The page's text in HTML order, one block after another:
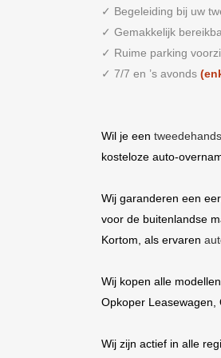
✓ Begeleiding bij uw
✓ Gemakkelijk
✓ Ruime parking
✓ 7/7 en ’s avonds
Wil je een
kosteloze auto-
Wij garanderen een
voor de buitenlandse
Kortom, als ervaren
Wij kopen alle
Opkoper Leasewagen,
Wij zijn actief in alle